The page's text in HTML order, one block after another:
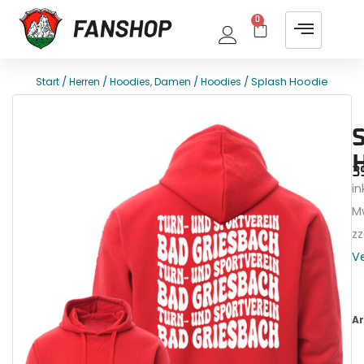
0
Start /Herren /Hoodies, Damen /Hoodies / Splash Hoodie